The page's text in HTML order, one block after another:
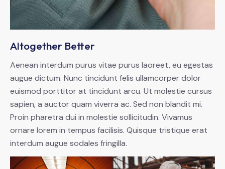
Altogether Better
Aenean interdum purus vitae purus laoreet, eu egestas
augue dictum. Nunc tincidunt felis ullamcorper dolor
euismod porttitor at tincidunt arcu. Ut molestie cursus
sapien, a auctor quam viverra ac. Sed non blandit mi.
Proin pharetra dui in molestie sollicitudin. Vivamus
ornare lorem in tempus facilisis. Quisque tristique erat
interdum augue sodales fringilla.